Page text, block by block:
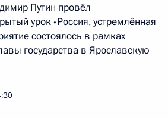
Путин провёл
урок «Россия, устремлённая
состоялось в рамках
государства в Ярославскую